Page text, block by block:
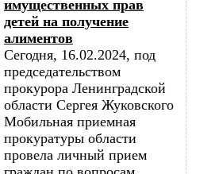
имущественных прав
детей на получение
алиментов
Сегодня, 16.02.2024, под
председательством
прокурора Ленинградской
области Сергея Жуковского
Мобильная приемная
прокуратуры области
провела личный прием